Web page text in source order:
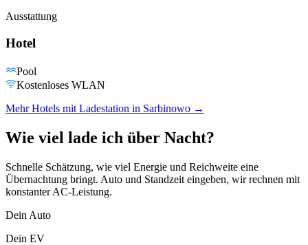
Ausstattung
Hotel
Pool
Kostenloses WLAN
Mehr Hotels mit Ladestation in Sarbinowo →
Wie viel lade ich über Nacht?
Schnelle Schätzung, wie viel Energie und Reichweite eine
Übernachtung bringt. Auto und Standzeit eingeben, wir rechnen mit
konstanter AC-Leistung.
Dein Auto
Dein EV